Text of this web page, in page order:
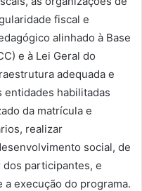
fiscal e
alinhado à Base
e à Lei Geral do
adequada e
entidades habilitadas
da matrícula e
realizar
social, de
participantes, e
execução do programa.